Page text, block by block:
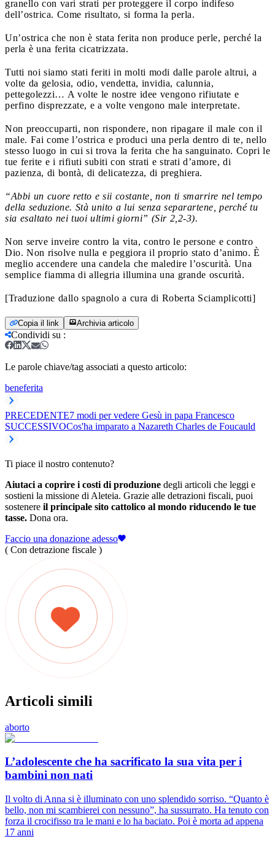
granello con vari strati per proteggere il corpo indifeso
dell’ostrica. Come risultato, si forma la perla.
Un’ostrica che non è stata ferita non produce perle, perché la
perla è una ferita cicatrizzata.
Tutti noi siamo stati feriti in molti modi dalle parole altrui, a
volte da gelosia, odio, vendetta, invidia, calunnia,
pettegolezzi… A volte le nostre idee vengono rifiutate e
perfino disprezzate, e a volte vengono male interpretate.
Non preoccuparti, non rispondere, non ripagare il male con il
male. Fai come l’ostrica e produci una perla dentro di te, nello
stesso luogo in cui si trova la ferita che ha sanguinato. Copri le
tue ferite e i rifiuti subiti con strati e strati d’amore, di
pazienza, di bontà, di delicatezza, di preghiera.
“Abbi un cuore retto e sii costante, non ti smarrire nel tempo
della seduzione. Stà unito a lui senza separartene, perché tu
sia esaltato nei tuoi ultimi giorni” (Sir 2,2-3).
Non serve inveire contro la vita, contro le persone e contro
Dio. Non risolve nulla e peggiora il proprio stato d’animo. È
meglio accendere una candela che maledire l’oscurità. Una
semplice fiamma di allegria illumina una grande oscurità.
[Traduzione dallo spagnolo a cura di Roberta Sciamplicotti]
Copia il link Archivia articolo
Condividi su :
Le parole chiave/tag associati a questo articolo:
beneferita
PRECEDENTE7 modi per vedere Gesù in papa Francesco
SUCCESSIVOCos'ha imparato a Nazareth Charles de Foucauld
Ti piace il nostro contenuto?
Aiutaci a coprire i costi di produzione degli articoli che leggi e
sostieni la missione di Aleteia. Grazie alle detrazioni fiscali, puoi
sostenere il principale sito cattolico al mondo riducendo le tue
tasse. Dona ora.
Faccio una donazione adesso
( Con detrazione fiscale )
Articoli simili
aborto
L’adolescente che ha sacrificato la sua vita per i
bambini non nati
Il volto di Anna si è illuminato con uno splendido sorriso. “Quanto è
bello, non mi scambierei con nessuno”, ha sussurrato. Ha tenuto con
forza il crocifisso tra le mani e lo ha baciato. Poi è morta ad appena
17 anni